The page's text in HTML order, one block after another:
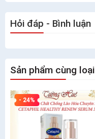
Hỏi đáp - Bình luận
Sản phẩm cùng loại
- 24%